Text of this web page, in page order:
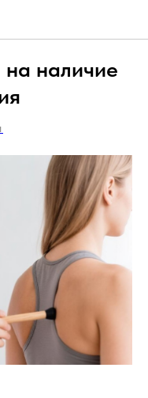
на наличие